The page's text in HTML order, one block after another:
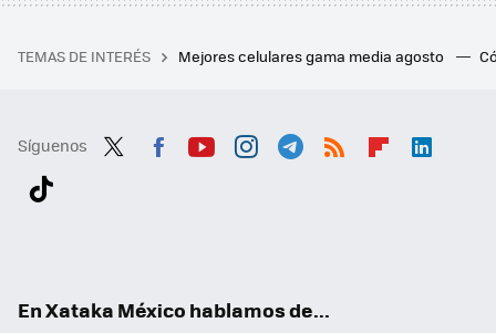
TEMAS DE INTERÉS Mejores celulares gama media agosto
Síguenos
En Xataka México hablamos de...